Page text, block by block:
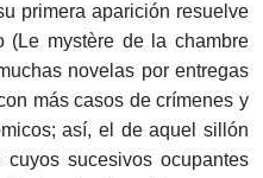
primera aparición resuelve
(Le mystère de la chambre
novelas por entregas
más casos de crímenes y
así, el de aquel sillón
sucesivos ocupantes